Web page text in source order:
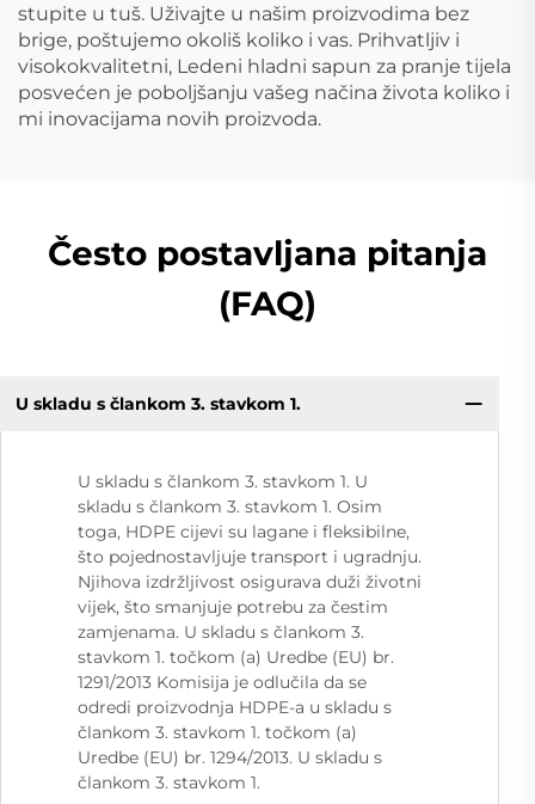
stupite u tuš. Uživajte u našim proizvodima bez
brige, poštujemo okoliš koliko i vas. Prihvatljiv i
visokokvalitetni, Ledeni hladni sapun za pranje tijela
posvećen je poboljšanju vašeg načina života koliko i
mi inovacijama novih proizvoda.
Često postavljana pitanja
(FAQ)
U skladu s člankom 3. stavkom 1.
U skladu s člankom 3. stavkom 1. U
skladu s člankom 3. stavkom 1. Osim
toga, HDPE cijevi su lagane i fleksibilne,
što pojednostavljuje transport i ugradnju.
Njihova izdržljivost osigurava duži životni
vijek, što smanjuje potrebu za čestim
zamjenama. U skladu s člankom 3.
stavkom 1. točkom (a) Uredbe (EU) br.
1291/2013 Komisija je odlučila da se
odredi proizvodnja HDPE-a u skladu s
člankom 3. stavkom 1. točkom (a)
Uredbe (EU) br. 1294/2013. U skladu s
člankom 3. stavkom 1.